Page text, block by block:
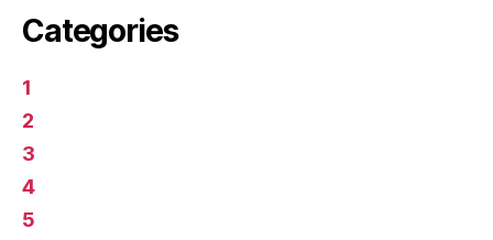
Categories
1
2
3
4
5